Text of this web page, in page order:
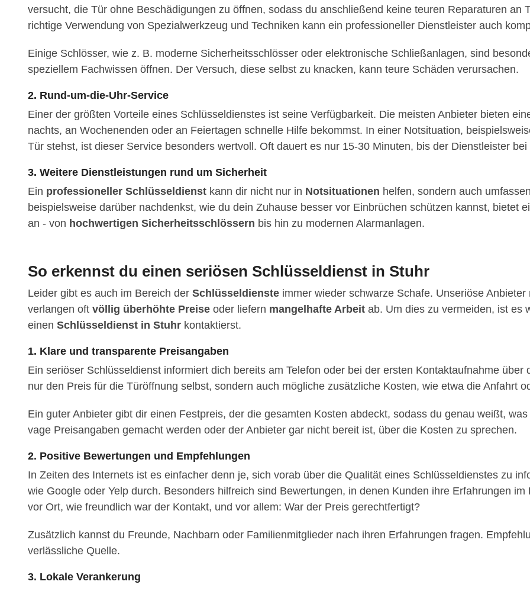
versucht, die Tür ohne Beschädigungen zu öffnen, sodass du anschließend keine teuren Reparaturen an
richtige Verwendung von Spezialwerkzeug und Techniken kann ein professioneller Dienstleister auch
Einige Schlösser, wie z. B. moderne Sicherheitsschlösser oder elektronische Schließanlagen, sind
speziellem Fachwissen öffnen. Der Versuch, diese selbst zu knacken, kann teure Schäden verursachen.
2. Rund-um-die-Uhr-Service
Einer der größten Vorteile eines Schlüsseldienstes ist seine Verfügbarkeit. Die meisten Anbieter bieten
nachts, an Wochenenden oder an Feiertagen schnelle Hilfe bekommst. In einer Notsituation,
Tür stehst, ist dieser Service besonders wertvoll. Oft dauert es nur 15-30 Minuten, bis der Dienstleister bei
3. Weitere Dienstleistungen rund um Sicherheit
Ein professioneller Schlüsseldienst kann dir nicht nur in Notsituationen helfen, sondern auch
beispielsweise darüber nachdenkst, wie du dein Zuhause besser vor Einbrüchen schützen kannst, bietet
an - von hochwertigen Sicherheitsschlössern bis hin zu modernen Alarmanlagen.
So erkennst du einen seriösen Schlüsseldienst in Stuhr
Leider gibt es auch im Bereich der Schlüsseldienste immer wieder schwarze Schafe. Unseriöse
verlangen oft völlig überhöhte Preise oder liefern mangelhafte Arbeit ab. Um dies zu vermeiden, ist es
einen Schlüsseldienst in Stuhr kontaktierst.
1. Klare und transparente Preisangaben
Ein seriöser Schlüsseldienst informiert dich bereits am Telefon oder bei der ersten Kontaktaufnahme
nur den Preis für die Türöffnung selbst, sondern auch mögliche zusätzliche Kosten, wie etwa die Anfahrt
Ein guter Anbieter gibt dir einen Festpreis, der die gesamten Kosten abdeckt, sodass du genau weißt,
vage Preisangaben gemacht werden oder der Anbieter gar nicht bereit ist, über die Kosten zu sprechen.
2. Positive Bewertungen und Empfehlungen
In Zeiten des Internets ist es einfacher denn je, sich vorab über die Qualität eines Schlüsseldienstes zu
wie Google oder Yelp durch. Besonders hilfreich sind Bewertungen, in denen Kunden ihre Erfahrungen
vor Ort, wie freundlich war der Kontakt, und vor allem: War der Preis gerechtfertigt?
Zusätzlich kannst du Freunde, Nachbarn oder Familienmitglieder nach ihren Erfahrungen fragen.
verlässliche Quelle.
3. Lokale Verankerung